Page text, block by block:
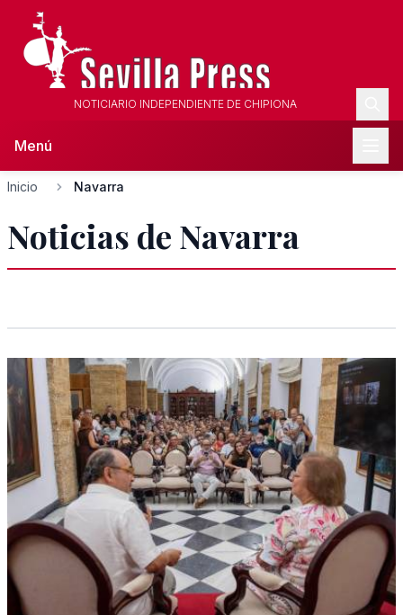
NOTICIARIO INDEPENDIENTE DE CHIPIONA
Menú
Inicio Navarra
Noticias de Navarra